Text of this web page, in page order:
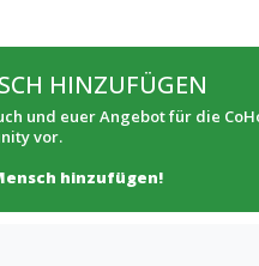
HINZUFÜGEN
und euer Angebot für die
vor.
hinzufügen!